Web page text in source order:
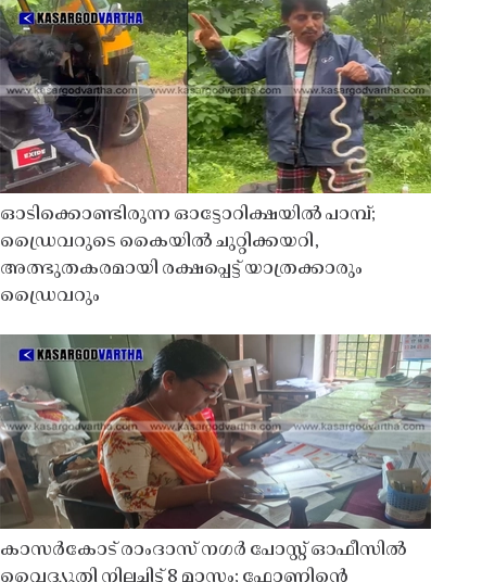
ഓടിക്കൊണ്ടിരുന്ന ഓട്ടോറിക്ഷയിൽ പാമ്പ്;
ഡ്രൈവറുടെ കൈയിൽ ചുറ്റിക്കയറി,
അത്ഭുതകരമായി രക്ഷപ്പെട്ട് യാത്രക്കാരും
ഡ്രൈവറും
കാസർകോട് രാംദാസ് നഗർ പോസ്റ്റ് ഓഫീസിൽ